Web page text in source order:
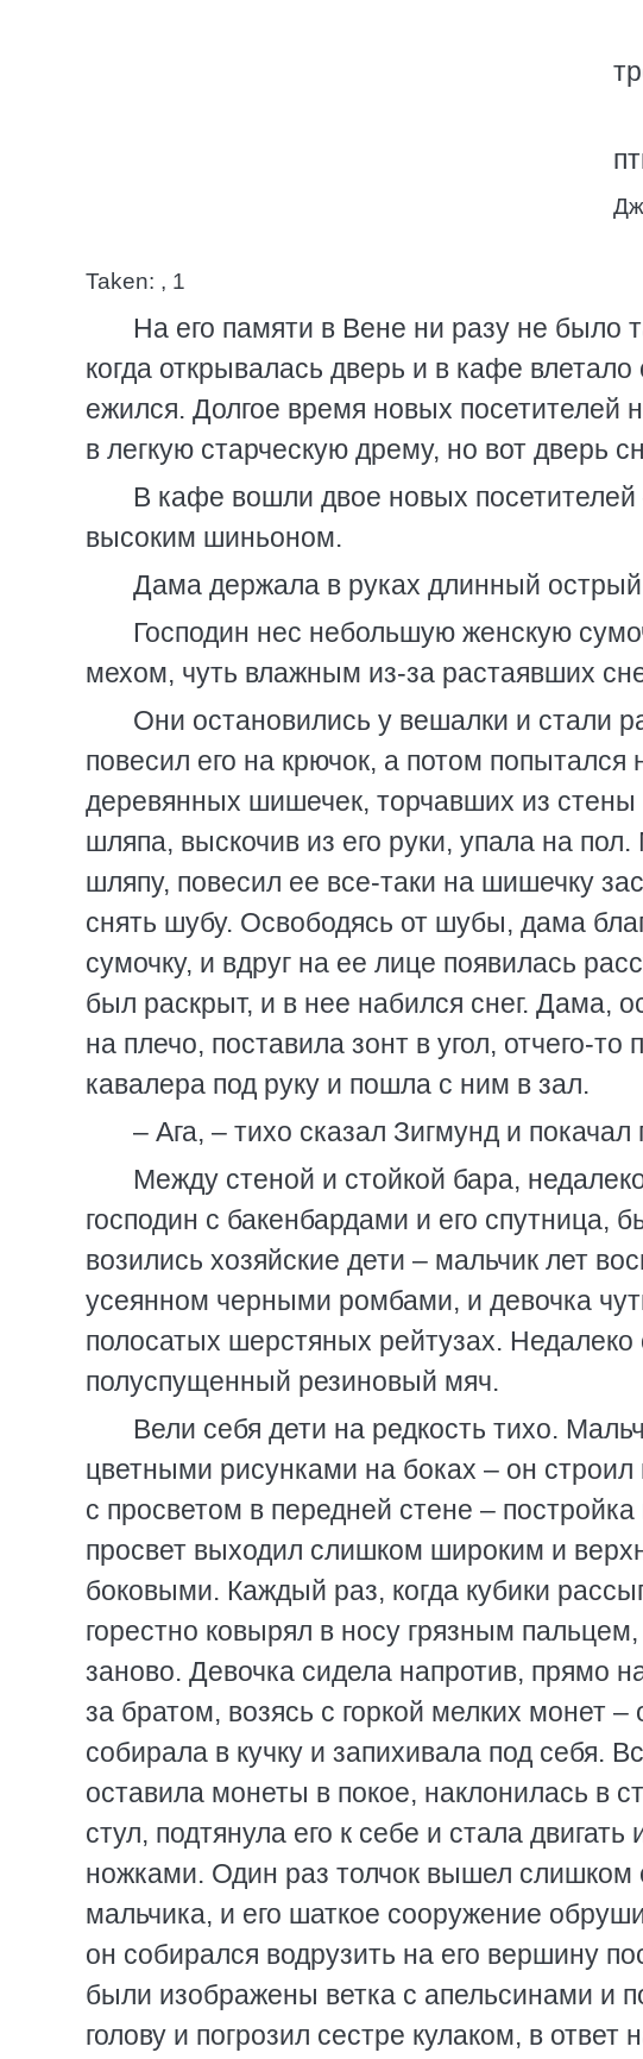
Taken: , 1
На его памяти в Вене ни разу не было
когда открывалась дверь и в кафе влетало
ежился. Долгое время новых посетителей
в легкую старческую дрему, но вот дверь
В кафе вошли двое новых
высоким шиньоном.
Дама держала в руках длинный острый
Господин нес небольшую женскую
мехом, чуть влажным из-за растаявших
Они остановились у вешалки и стали
повесил его на крючок, а потом
деревянных шишечек, торчавших из
шляпа, выскочив из его руки, упала на
шляпу, повесил ее все-таки на шишечку
снять шубу. Освободясь от шубы, дама
сумочку, и вдруг на ее лице появилась
был раскрыт, и в нее набился снег. Дама,
на плечо, поставила зонт в угол, отчего-то
кавалера под руку и пошла с ним в зал.
– Ага, – тихо сказал Зигмунд и покачал
Между стеной и стойкой бара,
господин с бакенбардами и его спутница,
возились хозяйские дети – мальчик лет
усеянном черными ромбами, и девочка
полосатых шерстяных рейтузах. Недалеко
полуспущенный резиновый мяч.
Вели себя дети на редкость тихо.
цветными рисунками на боках – он
с просветом в передней стене –
просвет выходил слишком широким и
боковыми. Каждый раз, когда кубики
горестно ковырял в носу грязным
заново. Девочка сидела напротив, прямо
за братом, возясь с горкой мелких монет
собирала в кучку и запихивала под себя.
оставила монеты в покое, наклонилась в
стул, подтянула его к себе и стала
ножками. Один раз толчок вышел слишком
мальчика, и его шаткое сооружение
он собирался водрузить на его вершину
были изображены ветка с апельсинами и
голову и погрозил сестре кулаком, в